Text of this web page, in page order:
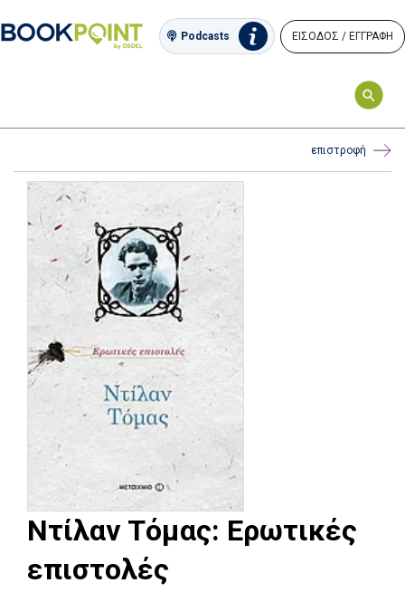
Podcasts ΕΙΣΟΔΟΣ / ΕΓΓΡΑΦΗ
επιστροφή
Ντίλαν Τόμας: Ερωτικές
επιστολές